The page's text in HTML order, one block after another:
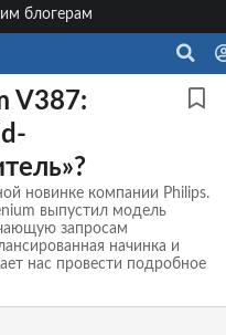
блогерам
V387:
новинке компании Philips.
выпустил модель
запросам
начинка и
нас провести подробное